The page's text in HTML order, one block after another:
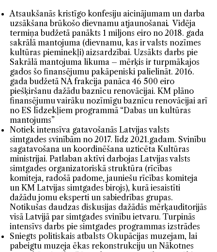
Atsaukšanās kristīgo konfesiju aicinājumam un darba
uzsākšana brūkošo dievnamu atjaunošanai.Vidēja
termiņa budžetā panākts 1 miljons eiro no 2018. gada
sakrālā mantojuma (dievnamu, kas ir valsts nozīmes
kultūras pieminekļi) aizsardzībai. Uzsākts darbs pie
Sakrālā mantojuma likuma – mērķis ir turpmākajos
gados šo finansējumu pakāpeniski palielināt. 2016.
gada budžetā NA frakcija panāca 46 500 eiro
piešķiršanu dažādu baznīcu renovācijai. KM plāno
finansējumu vairāku nozīmīgu baznīcu renovācijai arī
no ES līdzekļiem programmā “Dabas un kultūras
mantojums”
Notiek intensīva gatavošanās Latvijas valsts
simtgades svinībām no 2017. līdz 2021.gadam. Svinību
sagatavošana un koordinēšana uzticēta Kultūras
ministrijai. Patlaban aktīvi darbojas Latvijas valsts
simtgades organizatoriskā struktūra (rīcības
komiteja, radošā padome, jauniešu rīcības komiteja
un KM Latvijas simtgades birojs), kurā iesaistīti
dažādu jomu eksperti un sabiedrības grupas.
Notikušas daudzas diskusijas dažādās mērķauditorijās
visā Latvijā par simtgades svinību ietvaru. Turpinās
intensīvs darbs pie simtgades programmas izstrādes
Sniegts politiskais atbalsts Okupācijas muzejam, lai
pabeigtu muzeja ēkas rekonstrukciju un Nākotnes